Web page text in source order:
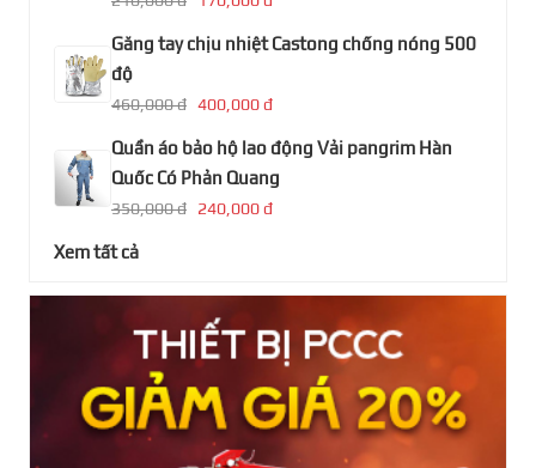
Găng tay chịu nhiệt Castong chống nóng 500
độ
460,000 đ 400,000 đ
Quần áo bảo hộ lao động Vải pangrim Hàn
Quốc Có Phản Quang
350,000 đ 240,000 đ
Xem tất cả